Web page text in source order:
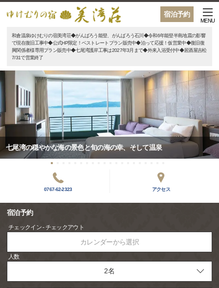
宿泊予約
MENU
和倉温泉ゆけむりの宿美湾荘◆がんばろう能登、がんばろう石川◆令和6年能登半島地震の影響
で現在復旧工事中◆公式HP限定！ベストレートプラン販売中◆泊って応援！仮営業中◆復旧復
興関係者様専用プラン販売中◆七尾湾護岸工事は2027年3月まで◆外来入浴受付中◆居酒屋吉松
7/31で営業終了
七尾湾の穏やかな海の景色と旬の海の幸、そして温泉
0767-62-2323 アクセス
宿泊予約
チェックイン - チェックアウト
カレンダーから選択
人数